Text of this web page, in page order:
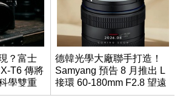
？富士
T6 傳將
學雙重
德韓光學大廠聯手打造！
Samyang 預告 8 月推出 L
接環 60-180mm F2.8 望遠
變焦鏡